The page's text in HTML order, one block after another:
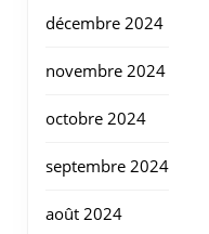
décembre 2024
novembre 2024
octobre 2024
septembre 2024
août 2024